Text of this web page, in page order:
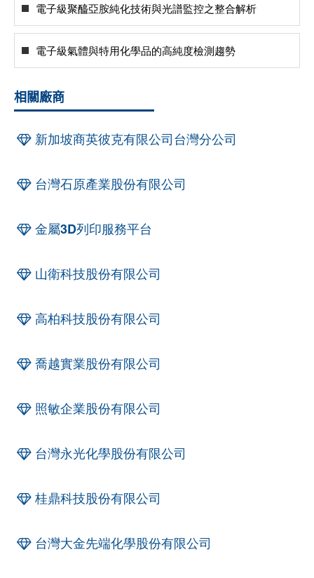
電子級聚醯亞胺純化技術與光譜監控之整合解析
電子級氣體與特用化學品的高純度檢測趨勢
相關廠商
新加坡商英彼克有限公司台灣分公司
台灣石原產業股份有限公司
金屬3D列印服務平台
山衛科技股份有限公司
高柏科技股份有限公司
喬越實業股份有限公司
照敏企業股份有限公司
台灣永光化學股份有限公司
桂鼎科技股份有限公司
台灣大金先端化學股份有限公司